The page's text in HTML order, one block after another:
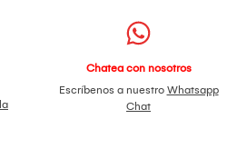
Chatea con nosotros
Escríbenos a nuestro Whatsapp
Chat